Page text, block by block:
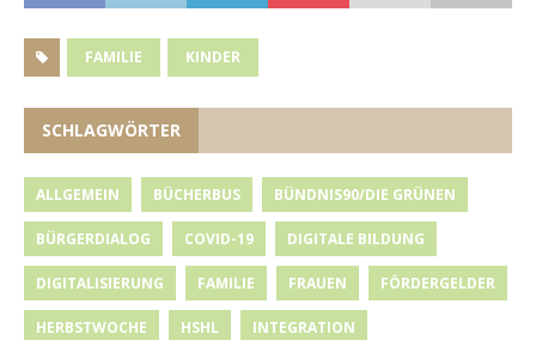
FAMILIE KINDER
SCHLAGWÖRTER
ALLGEMEIN BÜCHERBUS BÜNDNIS90/DIE GRÜNEN
BÜRGERDIALOG COVID-19 DIGITALE BILDUNG
DIGITALISIERUNG FAMILIE FRAUEN FÖRDERGELDER
HERBSTWOCHE HSHL INTEGRATION